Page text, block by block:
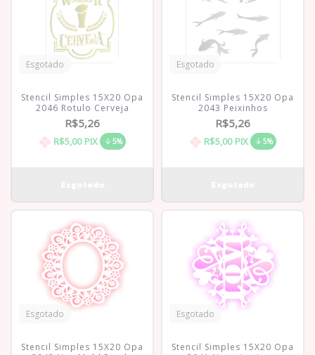
Esgotado
Stencil Simples 15X20 Opa
2046 Rotulo Cerveja
R$5,26
R$5,00 PIX 5%
Esgotado
Stencil Simples 15X20 Opa
2043 Peixinhos
R$5,26
R$5,00 PIX 5%
Esgotado
Stencil Simples 15X20 Opa
Esgotado
Stencil Simples 15X20 Opa